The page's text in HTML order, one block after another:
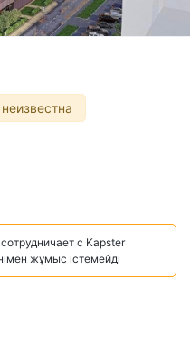
с Kapster
жұмыс істемейді